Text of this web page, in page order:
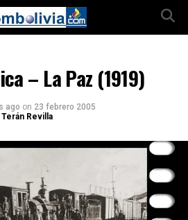
– La Paz (1919)
ago on 23 febrero 2005
Revilla